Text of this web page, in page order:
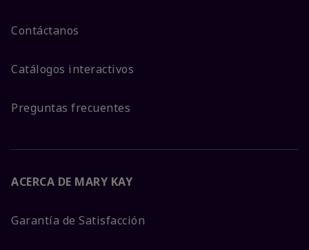
Contáctanos
Catálogos interactivos
Preguntas frecuentes
ACERCA DE MARY KAY
Garantía de Satisfacción